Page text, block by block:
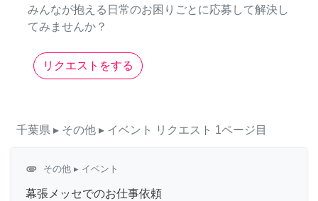
みんなが抱える日常のお困りごとに応募して解決し
てみませんか？
リクエストをする
千葉県 ▸ その他 ▸ イベント リクエスト 1ページ目
attachment その他 ▸ イベント
幕張メッセでのお仕事依頼